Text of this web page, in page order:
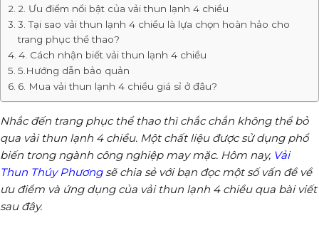
2. Ưu điểm nổi bật của vải thun lạnh 4 chiều
3. Tại sao vải thun lạnh 4 chiều là lựa chọn hoàn hảo cho
trang phục thể thao?
4. Cách nhận biết vải thun lạnh 4 chiều
5.Hướng dẫn bảo quản
6. Mua vải thun lạnh 4 chiều giá sỉ ở đâu?
Nhắc đến trang phục thể thao thì chắc chắn không thể bỏ
qua vải thun lạnh 4 chiều. Một chất liệu được sử dụng phổ
biến trong ngành công nghiệp may mặc. Hôm nay, Vải
Thun Thúy Phươngsẽ chia sẻ với bạn đọc một số vấn đề về
ưu điểm và ứng dụng của vải thun lạnh 4 chiều qua bài viết
sau đây.